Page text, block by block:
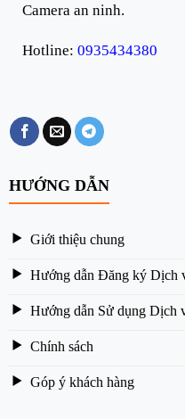
Camera an ninh.
Hotline: 0935434380
HƯỚNG DẪN
Giới thiệu chung
Hướng dẫn Đăng ký Dịch
Hướng dẫn Sử dụng Dịch
Chính sách
Góp ý khách hàng